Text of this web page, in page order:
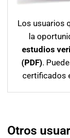
Los usuarios
la
estudios
(PDF).
certificados
Otros